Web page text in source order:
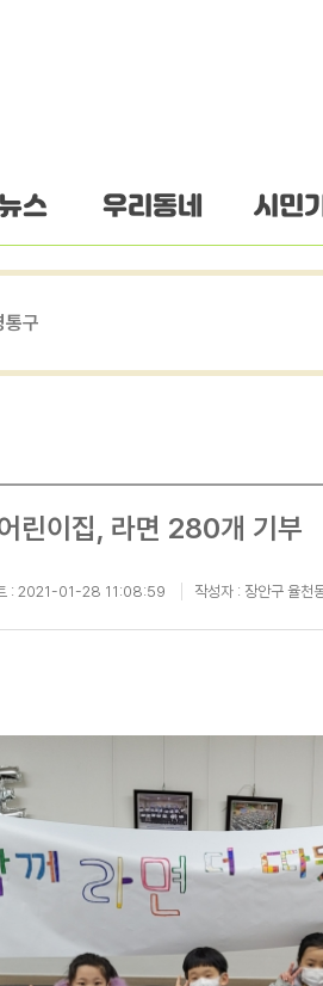
스 우리동네 시민
통구
린이집, 라면 280개 기부
: 2021-01-28 11:08:59 작성자 : 장안구 율천